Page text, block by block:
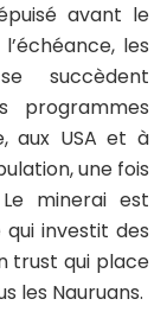
avant le
les
succèdent
programmes
aux USA et à
une fois
minerai est
investit des
trust qui place
les Nauruans.